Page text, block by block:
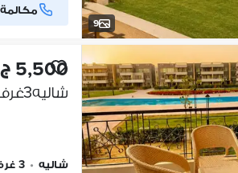
9
مكالمة
شركة
5,500 ج.م
شاليه3غرف بأطلاله على المسبح قرية بلومار العين السخنه
شاليه • 3 غرف نوم